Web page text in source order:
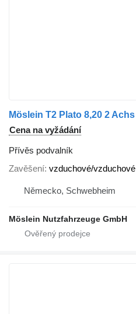
Cena na vyžádání
Přívěs podvalník
Zavěšení vzduchové/vzduchové
Německo, Schwebheim
Möslein Nutzfahrzeuge GmbH